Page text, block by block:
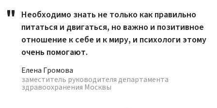
Необходимо знать не только как правильно
питаться и двигаться, но важно и позитивное
отношение к себе и к миру, и психологи этому
очень помогают.
Елена Громова
заместитель руководителя департамента
здравоохранения Москвы